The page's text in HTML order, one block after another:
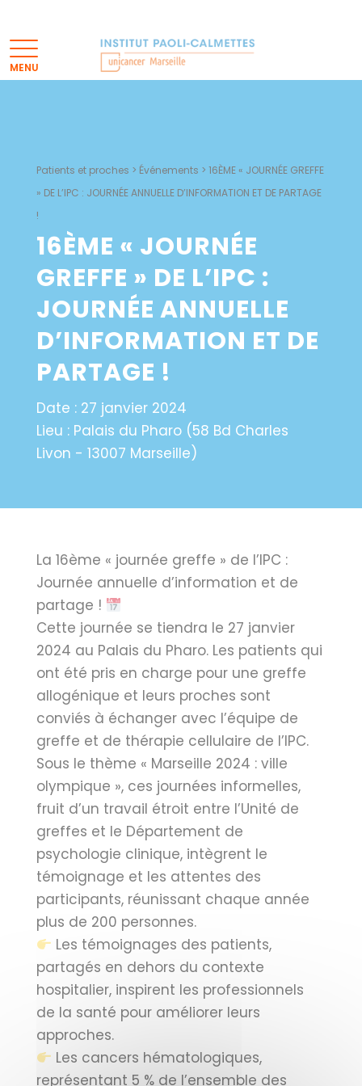
Patients et proches > Événements > 16ÈME « JOURNÉE GREFFE
» DE L’IPC : JOURNÉE ANNUELLE D’INFORMATION ET DE PARTAGE
!
16ÈME « JOURNÉE
GREFFE » DE L’IPC :
JOURNÉE ANNUELLE
D’INFORMATION ET DE
PARTAGE !
Date : 27 janvier 2024
Lieu : Palais du Pharo (58 Bd Charles
Livon - 13007 Marseille)
La 16ème « journée greffe » de l’IPC :
Journée annuelle d’information et de
partage !
Cette journée se tiendra le 27 janvier
2024 au Palais du Pharo. Les patients qui
ont été pris en charge pour une greffe
allogénique et leurs proches sont
conviés à échanger avec l’équipe de
greffe et de thérapie cellulaire de l’IPC.
Sous le thème « Marseille 2024 : ville
olympique », ces journées informelles,
fruit d’un travail étroit entre l’Unité de
greffes et le Département de
psychologie clinique, intègrent le
témoignage et les attentes des
participants, réunissant chaque année
plus de 200 personnes.
Les témoignages des patients,
partagés en dehors du contexte
hospitalier, inspirent les professionnels
de la santé pour améliorer leurs
approches.
Les cancers hématologiques,
représentant 5 % de l’ensemble des